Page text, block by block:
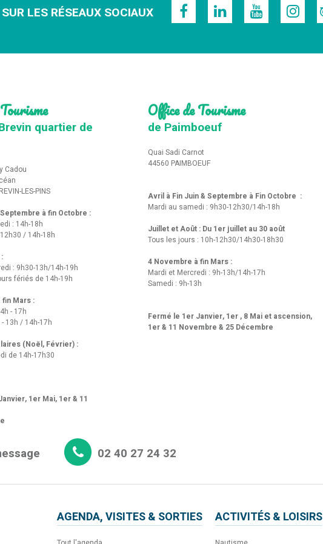
LES RÉSEAUX SOCIAUX
quartier de
Cadou
LES-PINS
à fin Octobre :
: 14h-18h
/ 14h-18h
: 9h30-13h/14h-19h
fériés de 14h-19h
Mars :
- 17h
13h / 14h-17h
(Noël, Février) :
de 14h-17h30
1er Mai, 1er & 11
Office de Tourisme
de Paimboeuf
Quai Sadi Carnot
44560 PAIMBOEUF
Avril à Fin Juin & Septembre à Fin Octobre :
Mardi au samedi : 9h30-12h30/14h-18h
Juillet et Août : Du 1er juillet au 30 août
Tous les jours : 10h-12h30/14h30-18h30
4 Novembre à fin Mars :
Mardi et Mercredi : 9h-13h/14h-17h
Samedi : 9h-13h
Fermé le 1er Janvier, 1er , 8 Mai et ascension,
1er & 11 Novembre & 25 Décembre
02 40 27 24 32
AGENDA, VISITES & SORTIES ACTIVITÉS & LOISIRS